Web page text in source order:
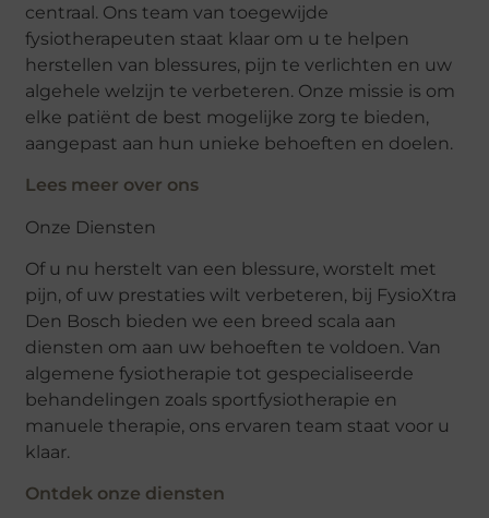
centraal. Ons team van toegewijde
fysiotherapeuten staat klaar om u te helpen
herstellen van blessures, pijn te verlichten en uw
algehele welzijn te verbeteren. Onze missie is om
elke patiënt de best mogelijke zorg te bieden,
aangepast aan hun unieke behoeften en doelen.
Lees meer over ons
Onze Diensten
Of u nu herstelt van een blessure, worstelt met
pijn, of uw prestaties wilt verbeteren, bij FysioXtra
Den Bosch bieden we een breed scala aan
diensten om aan uw behoeften te voldoen. Van
algemene fysiotherapie tot gespecialiseerde
behandelingen zoals sportfysiotherapie en
manuele therapie, ons ervaren team staat voor u
klaar.
Ontdek onze diensten